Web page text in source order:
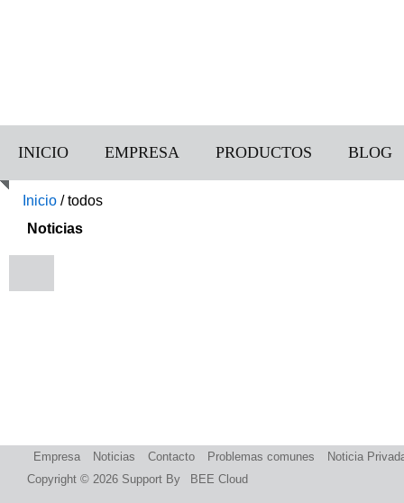
INICIO EMPRESA PRODUCTOS BLOG
Inicio /todos
Noticias
Empresa Noticias Contacto Problemas comunes
Noticia
Copyright © 2026 Support By BEE Cloud